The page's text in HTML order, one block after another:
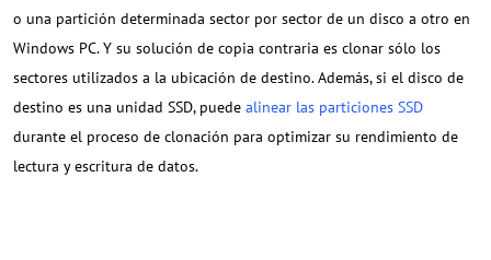
o una partición determinada sector por sector de un disco a otro en
Windows PC. Y su solución de copia contraria es clonar sólo los
sectores utilizados a la ubicación de destino. Además, si el disco de
destino es una unidad SSD, puede alinear las particiones SSD
durante el proceso de clonación para optimizar su rendimiento de
lectura y escritura de datos.